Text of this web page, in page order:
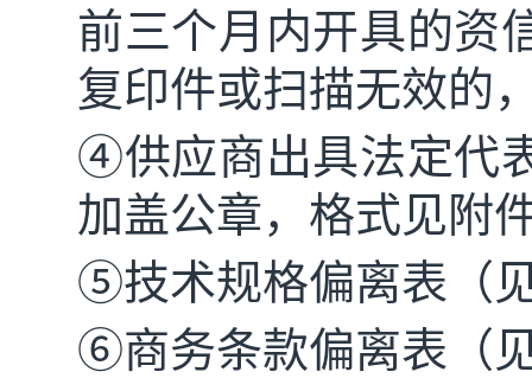
前三个月内开具的资
复印件或扫描无效的
④供应商出具法定代
加盖公章，格式见附
⑤技术规格偏离表（
⑥商务条款偏离表（